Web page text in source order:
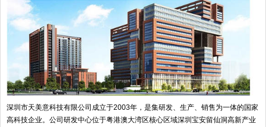
深圳市天美意科技有限公司成立于2003年，是集研发、生产、销售为一体的国家
高科技企业。公司研发中心位于粤港澳大湾区核心区域深圳宝安留仙洞高新产业